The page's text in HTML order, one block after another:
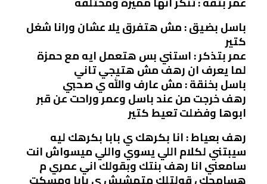
باسل بضيق : مش هتفرق يلا عشان ورانا شغل
كتير
عمر بتذكر : استني بس هتعمل ايه مع حمزة
لما يعرف ان رهف مش هتيجي تاني
باسل بخنقة : مش عارف والله ي صحبي
رهف خرجت من عند باسل وعمر وراحت عن قبر
ابوها وفضلت تعيط كتير
رهف بعياط : انا بكرهك ي بابا بكرهك ليه
سيبتني لكلام اللي يسوي واللي ميسواش انت
سامعني انا رهف بنتك وبقولك اني عمري م